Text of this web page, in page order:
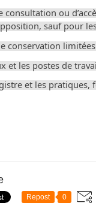
consultation ou
sauf pour
conservation
et les postes de
et les pratiques,
Repost 0